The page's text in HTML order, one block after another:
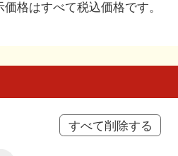
格はすべて税込価格です。
すべて削除する